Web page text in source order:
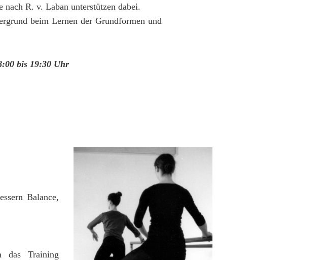
nach R. v. Laban unterstützen dabei.
beim Lernen der Grundformen und
bis 19:30 Uhr
Balance,
das Training